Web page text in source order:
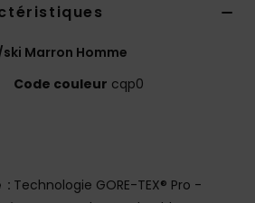
Marron Homme
Code couleur cqp0
: Technologie GORE-TEX® Pro -